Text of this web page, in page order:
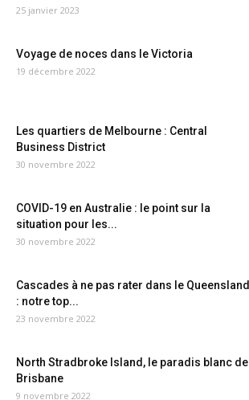
25 janvier 2023
Voyage de noces dans le Victoria
19 décembre 2022
Les quartiers de Melbourne : Central
Business District
30 novembre 2022
COVID-19 en Australie : le point sur la
situation pour les...
30 novembre 2022
Cascades à ne pas rater dans le Queensland
: notre top...
23 novembre 2022
North Stradbroke Island, le paradis blanc de
Brisbane
9 novembre 2022